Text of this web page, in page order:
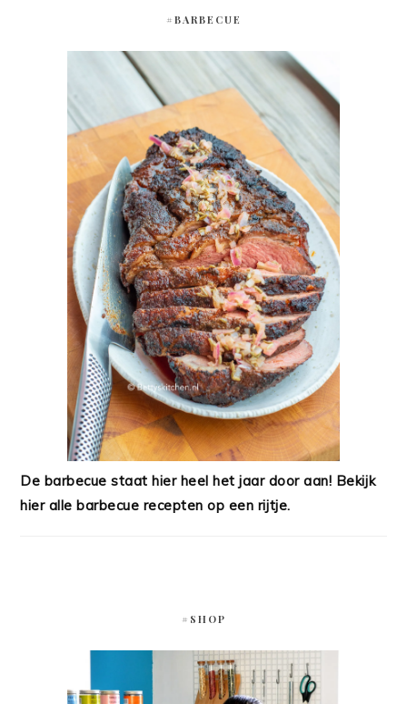
#BARBECUE
De barbecue staat hier heel het jaar door aan! Bekijk
hier alle barbecue recepten op een rijtje.
#SHOP